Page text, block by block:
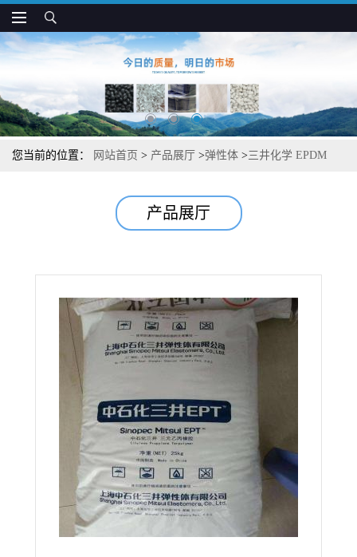
您当前的位置： 网站首页 > 产品展厅 >弹性体 >三井化学 EPDM
产品展厅